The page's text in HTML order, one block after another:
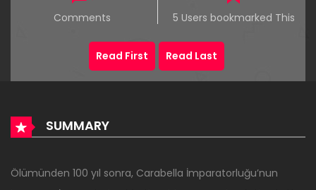
Comments 5 Users bookmarked This
Read First Read Last
SUMMARY
Ölümünden 100 yıl sonra, Carabella İmparatorluğu’nun